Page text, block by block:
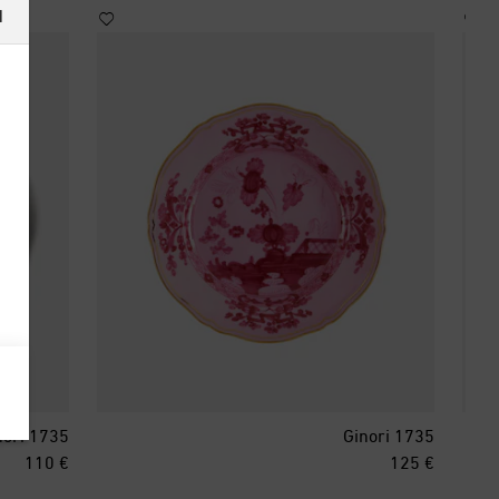
1735
€ 110
price
Ginori 1735
€ 125
original price